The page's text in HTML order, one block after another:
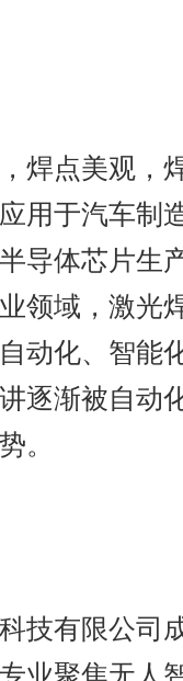
点美观，
用于汽车制
导体芯片生
领域，激光
动化、智能
逐渐被自动
。
有限公司
业聚焦无人